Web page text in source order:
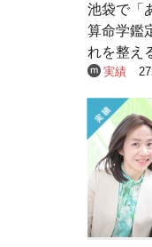
池袋で「
算命学鑑
れを整え
実績